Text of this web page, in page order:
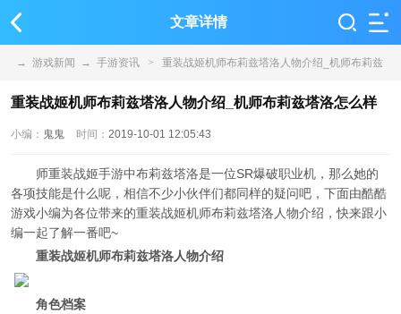
文章详情
→ 游戏新闻 → 手游资讯 > 重装战姬机师布莉兹塔洛人物介绍_机师布莉兹
塔洛怎么样
重装战姬机师布莉兹塔洛人物介绍_机师布莉兹塔洛怎么样
小编： 鬼鬼 时间： 2019-10-01 12:05:43
师重装战姬手游中布莉兹塔洛是一位SR爆破职业机，那么她的
各项技能是什么呢，相信不少小伙伴们都同样的疑问吧，下面由酷酷
游戏小编为各位带来的重装战姬机师布莉兹塔洛人物介绍，快来跟小
编一起了解一番吧~
重装战姬机师布莉兹塔洛人物介绍
角色档案